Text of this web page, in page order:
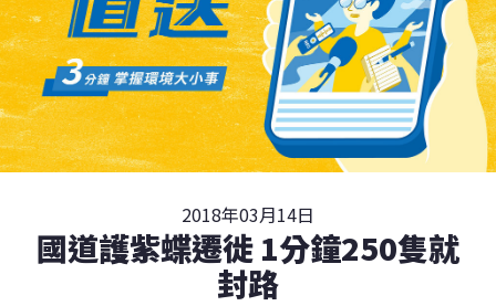
2018年03月14日
國道護紫蝶遷徙 1分鐘250隻就
封路